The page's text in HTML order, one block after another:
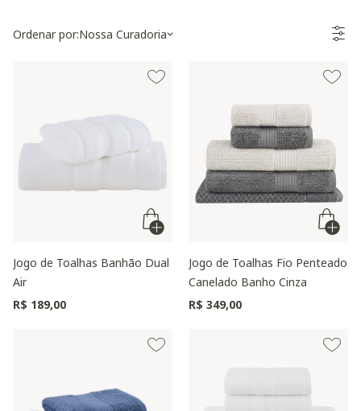
Ordenar por:Nossa Curadoria
Jogo de Toalhas Banhão Dual
Air
R$ 189,00
Jogo de Toalhas Fio Penteado
Canelado Banho Cinza
R$ 349,00